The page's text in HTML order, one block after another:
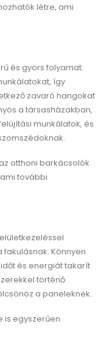
létre, ami
és gyors folyamat.
így
zavaró hangokat
a társasházakban,
munkálatok, és
otthoni barkácsolók
további
Könnyen
és energiát takarít
történő
a paneleknek.
is egyszerűen